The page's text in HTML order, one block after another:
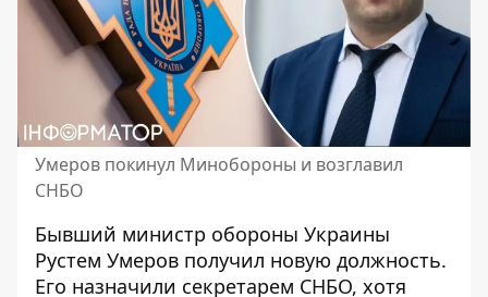
Умеров покинул Минобороны и возглавил
СНБО
Бывший министр обороны Украины
Рустем Умеров получил новую должность.
Его назначили секретарем СНБО, хотя